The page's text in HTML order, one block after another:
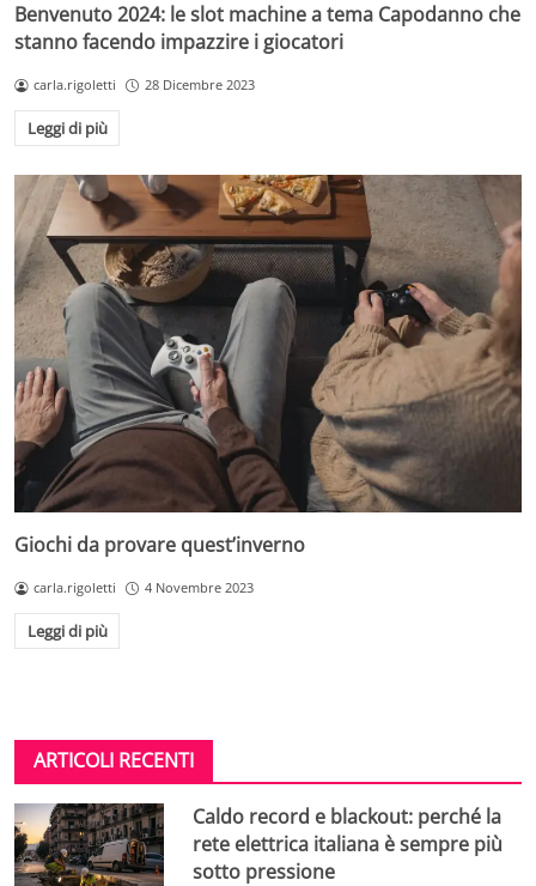
Benvenuto 2024: le slot machine a tema Capodanno che
stanno facendo impazzire i giocatori
carla.rigoletti 28 Dicembre 2023
Leggi di più
Giochi da provare quest’inverno
carla.rigoletti 4 Novembre 2023
Leggi di più
ARTICOLI RECENTI
Caldo record e blackout: perché la
rete elettrica italiana è sempre più
sotto pressione